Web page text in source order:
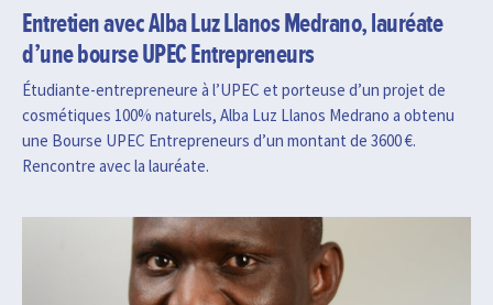
Entretien avec Alba Luz Llanos Medrano, lauréate
d’une bourse UPEC Entrepreneurs
Étudiante-entrepreneure à l’UPEC et porteuse d’un projet de
cosmétiques 100% naturels, Alba Luz Llanos Medrano a obtenu
une Bourse UPEC Entrepreneurs d’un montant de 3600 €.
Rencontre avec la lauréate.